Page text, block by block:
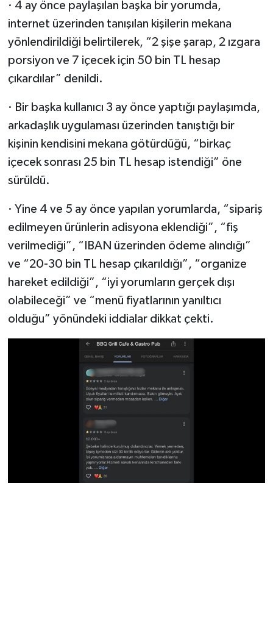
· 4 ay önce paylaşılan başka bir yorumda,
internet üzerinden tanışılan kişilerin mekana
yönlendirildiği belirtilerek, “2 şişe şarap, 2 ızgara
porsiyon ve 7 içecek için 50 bin TL hesap
çıkardılar” denildi.
· Bir başka kullanıcı 3 ay önce yaptığı paylaşımda,
arkadaşlık uygulaması üzerinden tanıştığı bir
kişinin kendisini mekana götürdüğü, “birkaç
içecek sonrası 25 bin TL hesap istendiği” öne
sürüldü.
· Yine 4 ve 5 ay önce yapılan yorumlarda, “sipariş
edilmeyen ürünlerin adisyona eklendiği”, “fiş
verilmediği”, “IBAN üzerinden ödeme alındığı”
ve “20-30 bin TL hesap çıkarıldığı”, “organize
hareket edildiği”, “iyi yorumların gerçek dışı
olabileceği” ve “menü fiyatlarının yanıltıcı
olduğu” yönündeki iddialar dikkat çekti.